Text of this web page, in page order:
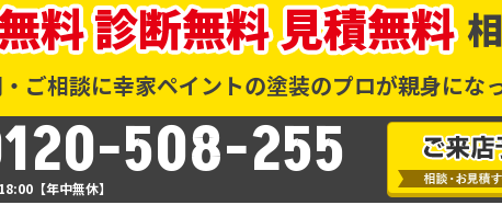
ご相談に幸家ペイントの塗装のプロが親身にな
508-255
【年中無休】